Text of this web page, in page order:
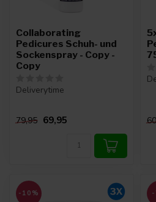
Collaborating
Pedicures Schuh- und
Sockenspray - Copy -
Copy
Deliverytime
79,95 69,95
-10%